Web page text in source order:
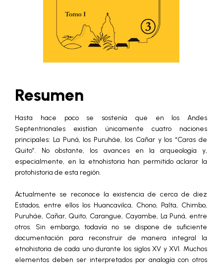
Resumen
Hasta hace poco se sostenía que en los Andes
Septentrionales existían únicamente cuatro naciones
principales: La Puná, los Puruháe, los Cañar y los “Caras de
Quito”. No obstante, los avances en la arqueología y,
especialmente, en la etnohistoria han permitido aclarar la
protohistoria de esta región.
Actualmente se reconoce la existencia de cerca de diez
Estados, entre ellos los Huancavilca, Chono, Palta, Chimbo,
Puruháe, Cañar, Quito, Carangue, Cayambe, La Puná, entre
otros. Sin embargo, todavía no se dispone de suficiente
documentación para reconstruir de manera integral la
etnohistoria de cada uno durante los siglos XV y XVI. Muchos
elementos deben ser interpretados por analogía con otros